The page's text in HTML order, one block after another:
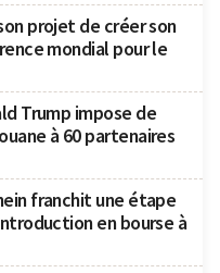
projet de créer son
mondial pour le
Trump impose de
à 60 partenaires
franchit une étape
en bourse à